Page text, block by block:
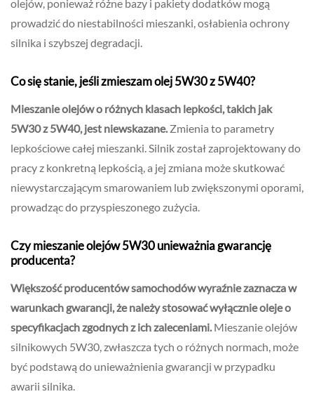
olejów, ponieważ różne bazy i pakiety dodatków mogą
prowadzić do niestabilności mieszanki, osłabienia ochrony
silnika i szybszej degradacji.
Co się stanie, jeśli zmieszam olej 5W30 z 5W40?
Mieszanie olejów o różnych klasach lepkości, takich jak
5W30 z 5W40, jest niewskazane. Zmienia to parametry
lepkościowe całej mieszanki. Silnik został zaprojektowany do
pracy z konkretną lepkością, a jej zmiana może skutkować
niewystarczającym smarowaniem lub zwiększonymi oporami,
prowadząc do przyspieszonego zużycia.
Czy mieszanie olejów 5W30 unieważnia gwarancję
producenta?
Większość producentów samochodów wyraźnie zaznacza w
warunkach gwarancji, że należy stosować wyłącznie oleje o
specyfikacjach zgodnych z ich zaleceniami. Mieszanie olejów
silnikowych 5W30, zwłaszcza tych o różnych normach, może
być podstawą do unieważnienia gwarancji w przypadku
awarii silnika.